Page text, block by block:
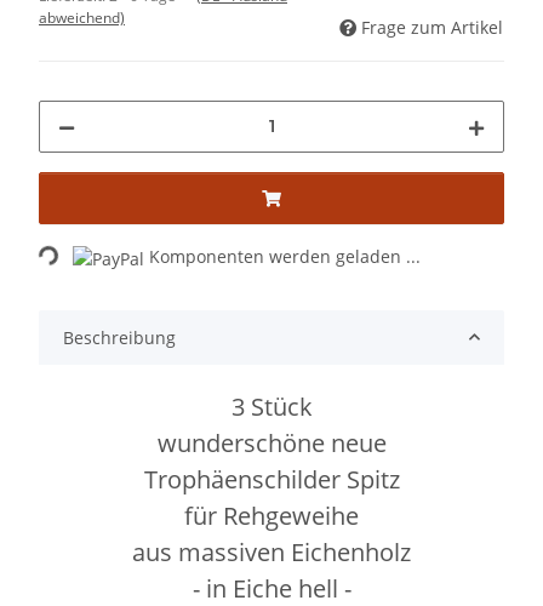
abweichend)
Frage zum Artikel
Loading... Komponenten werden geladen ...
Beschreibung
3 Stück
wunderschöne neue
Trophäenschilder Spitz
für Rehgeweihe
aus massiven Eichenholz
- in Eiche hell -